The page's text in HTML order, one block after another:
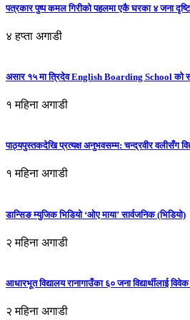
पत्रकार पुष्प कमल गिरीको पहलमा एकै घरका ४ जना
४ हप्ता अगाडी
असार १५ मा त्रिदेव English Boarding School को
१ महिना अगाडी
पाठ्यपुस्तकदेखि प्रत्यक्ष अनुभवसम्म: चन्द्रवीर वलीसँग
१ महिना अगाडी
डान्सिङ म्युजिक भिडियो ‘ओए माया’ सार्वजनिक (भिडियो)
२ महिना अगाडी
आधारभूत विद्यालय रानागाउँका ६० जना विद्यार्थीलाई विवेक
२ महिना अगाडी